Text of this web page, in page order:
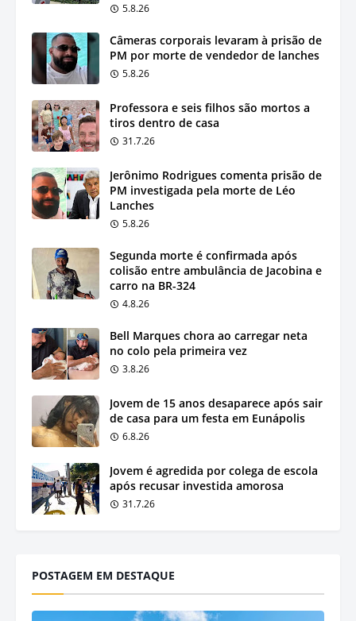
5.8.26
Câmeras corporais levaram à prisão de
PM por morte de vendedor de lanches
5.8.26
Professora e seis filhos são mortos a
tiros dentro de casa
31.7.26
Jerônimo Rodrigues comenta prisão de
PM investigada pela morte de Léo
Lanches
5.8.26
Segunda morte é confirmada após
colisão entre ambulância de Jacobina e
carro na BR-324
4.8.26
Bell Marques chora ao carregar neta
no colo pela primeira vez
3.8.26
Jovem de 15 anos desaparece após sair
de casa para um festa em Eunápolis
6.8.26
Jovem é agredida por colega de escola
após recusar investida amorosa
31.7.26
POSTAGEM EM DESTAQUE